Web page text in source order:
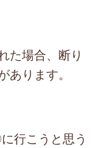
た場合、断り
ります。
行こうと思う